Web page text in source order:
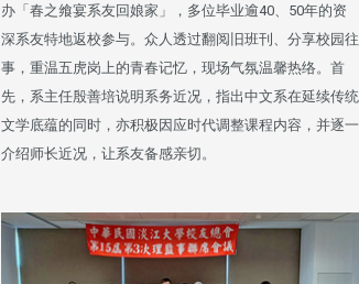
办「春之飨宴系友回娘家」，多位毕业逾40、50年的资
深系友特地返校参与。众人透过翻阅旧班刊、分享校园往
事，重温五虎岗上的青春记忆，现场气氛温馨热络。首
先，系主任殷善培说明系务近况，指出中文系在延续传统
文学底蕴的同时，亦积极因应时代调整课程内容，并逐一
介绍师长近况，让系友备感亲切。